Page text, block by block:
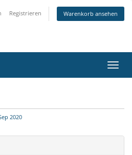
Registrieren Warenkorb ansehen
ein-/
2020